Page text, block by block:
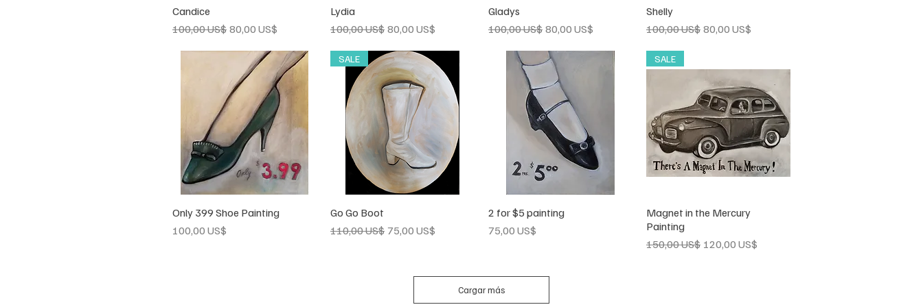
Candice
Precio
100,00 US$ Precio de oferta
80,00 US$
Lydia
Precio
100,00 US$ Precio de oferta
80,00 US$
Gladys
Precio
100,00 US$ Precio de oferta
80,00 US$
Shelly
Precio
100,00 US$ Precio de oferta
80,00 US$
Vista rápida
Only 399 Shoe Painting
Precio
100,00 US$
Vista rápida
SALE
Go Go Boot
Precio
110,00 US$ Precio de oferta
75,00 US$
Vista rápida
2 for $5 painting
Precio
75,00 US$
Vista rápida
SALE
Magnet in the Mercury
Painting
Precio
150,00 US$ Precio de oferta
120,00 US$
Cargar más